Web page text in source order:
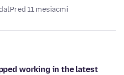
Pred 11 mesiacmi
working in the latest